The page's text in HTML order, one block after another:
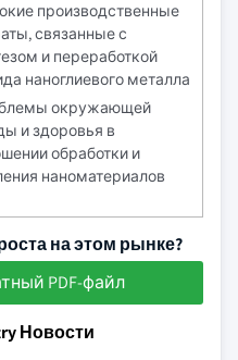
производственные
связанные с
и переработкой
наноглиевого металла
окружающей
и здоровья в
обработки и
наноматериалов
на этом рынке?
PDF-файл
Новости